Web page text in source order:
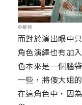
©華映
而對於演出眼中
角色演繹也有加
色本來是一個腦
一些，將傻大姐
在這角色中，因